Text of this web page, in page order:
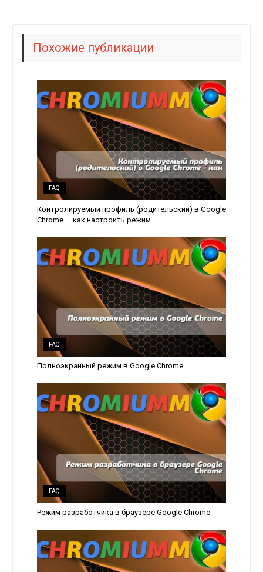
Похожие публикации
FAQ
Контролируемый профиль (родительский) в Google
Chrome — как настроить режим
FAQ
Полноэкранный режим в Google Chrome
FAQ
Режим разработчика в браузере Google Chrome